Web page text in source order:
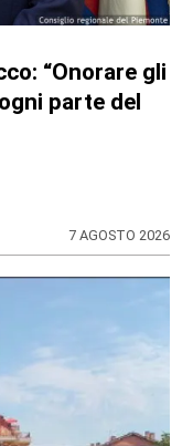
“Onorare gli
parte del
7 AGOSTO 2026